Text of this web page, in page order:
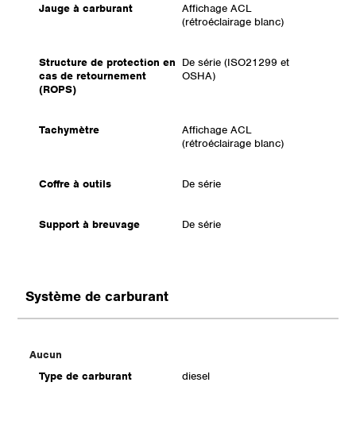
Jauge à carburant
Affichage ACL
(rétroéclairage blanc)
Structure de protection en
cas de retournement
(ROPS)
De série (ISO21299 et
OSHA)
Tachymètre
Affichage ACL
(rétroéclairage blanc)
Coffre à outils De série
Support à breuvage De série
Système de carburant
Aucun
Type de carburant
diesel